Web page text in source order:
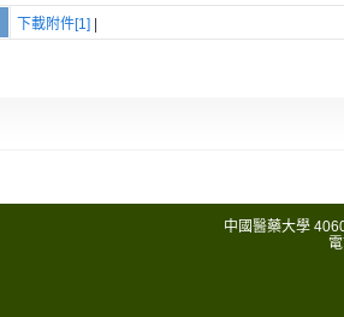
下載附件[1]
中國醫藥大學